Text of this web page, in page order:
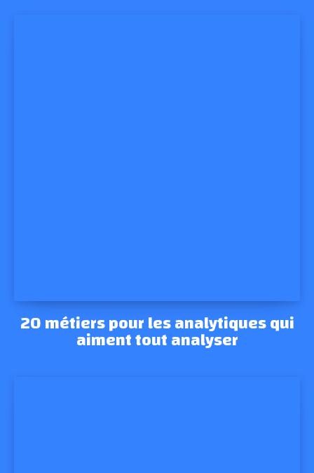
20 métiers pour les analytiques qui
aiment tout analyser